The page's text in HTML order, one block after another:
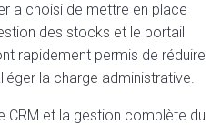
a choisi de mettre en place
des stocks et le portail
rapidement permis de réduire
la charge administrative.
CRM et la gestion complète du